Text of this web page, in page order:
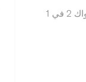
1